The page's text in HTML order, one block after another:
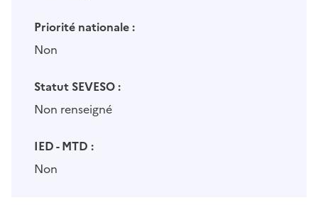
Priorité nationale :
Non
Statut SEVESO :
Non renseigné
IED - MTD :
Non